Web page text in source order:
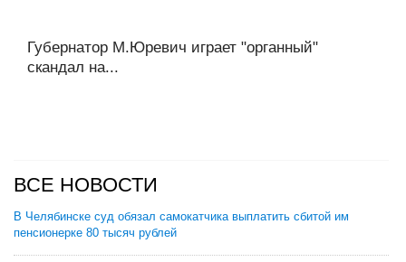
Губернатор М.Юревич играет "органный"
скандал на...
ВСЕ НОВОСТИ
В Челябинске суд обязал самокатчика выплатить сбитой им
пенсионерке 80 тысяч рублей